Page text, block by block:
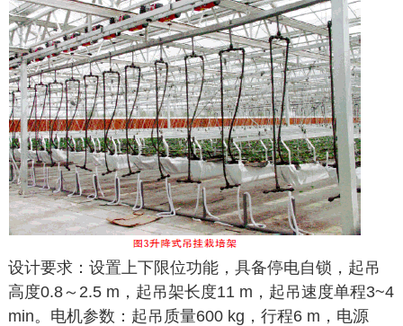
设计要求：设置上下限位功能，具备停电自锁，起吊
高度0.8～2.5 m，起吊架长度11 m，起吊速度单程3~4
min。电机参数：起吊质量600 kg，行程6 m，电源